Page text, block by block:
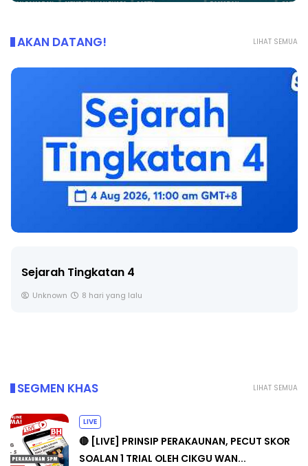
LIHAT SEMUA
AKAN DATANG!
Sejarah Tingkatan 4
Unknown 8 hari yang lalu
LIHAT SEMUA
SEGMEN KHAS
LIVE
🔴 [LIVE] PRINSIP PERAKAUNAN, PECUT SKOR
SOALAN 1 TRIAL OLEH CIKGU WAN...